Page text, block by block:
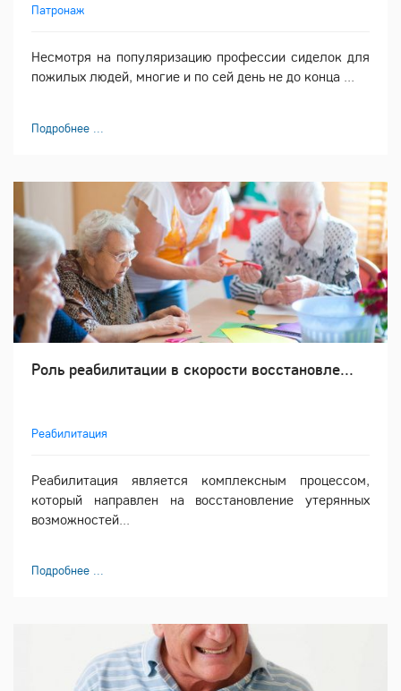
Патронаж
Несмотря на популяризацию профессии сиделок для
пожилых людей, многие и по сей день не до конца ...
Подробнее ...
Роль реабилитации в скорости восстановле...
Реабилитация
Реабилитация является комплексным процессом,
который направлен на восстановление утерянных
возможностей...
Подробнее ...